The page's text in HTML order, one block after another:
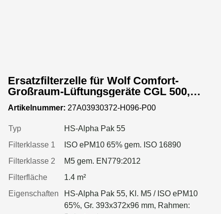
Ersatzfilterzelle für Wolf Comfort-
Großraum-Lüftungsgeräte CGL 500,
CGL 600, CGL 800
Artikelnummer: 27A03930372-H096-P00
Typ
HS-Alpha Pak 55
Filterklasse 1
ISO ePM10 65% gem. ISO 16890
Filterklasse 2
M5 gem. EN779:2012
Filterfläche
1.4 m²
Eigenschaften
HS-Alpha Pak 55, Kl. M5 / ISO ePM10
65%, Gr. 393x372x96 mm, Rahmen: